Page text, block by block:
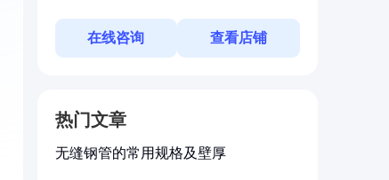
在线咨询 查看店铺
热门文章
无缝钢管的常用规格及壁厚